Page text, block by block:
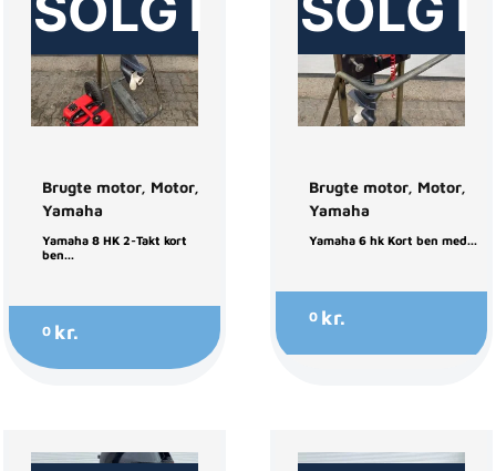
Brugte motor, Motor,
Yamaha
Yamaha 8 HK 2-Takt kort
ben...
0 kr.
Brugte motor, Motor,
Yamaha
Yamaha 6 hk Kort ben med...
0 kr.